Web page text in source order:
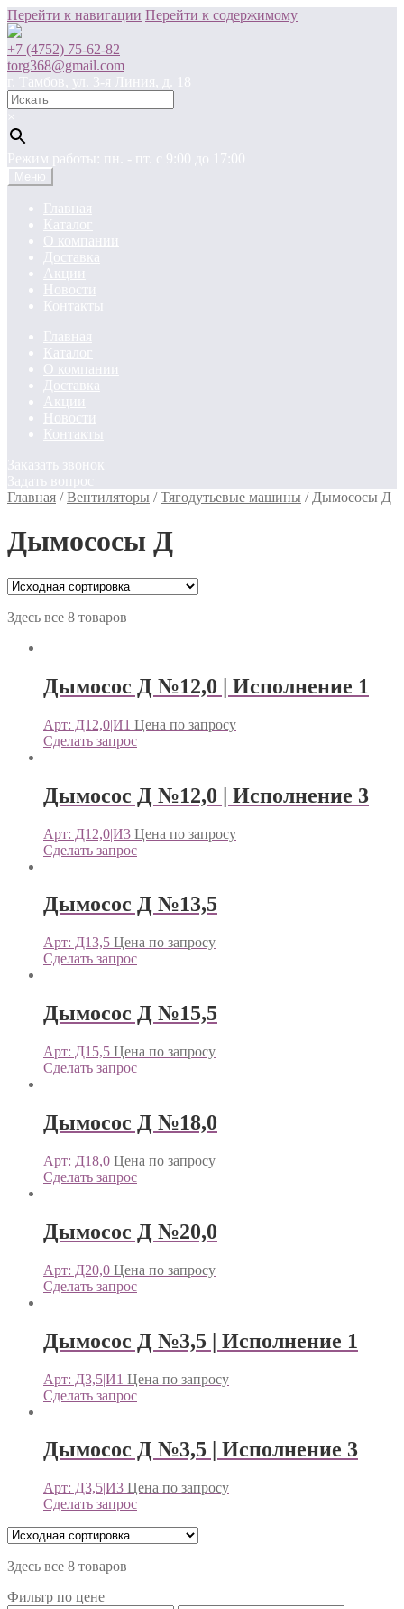
Перейти к навигации Перейти к содержимому
+7 (4752) 75-62-82
torg368@gmail.com
г. Тамбов, ул. 3-я Линия, д. 18
×
Режим работы: пн. - пт. c 9:00 до 17:00
Меню
Главная
Каталог
О компании
Доставка
Акции
Новости
Контакты
Главная
Каталог
О компании
Доставка
Акции
Новости
Контакты
Заказать звонок
Задать вопрос
Главная /Вентиляторы /Тягодутьевые машины / Дымососы Д
Дымососы Д
Здесь все 8 товаров
Дымосос Д №12,0 | Исполнение 1
Арт: Д12,0|И1 Цена по запросу
Сделать запрос
Дымосос Д №12,0 | Исполнение 3
Арт: Д12,0|И3 Цена по запросу
Сделать запрос
Дымосос Д №13,5
Арт: Д13,5 Цена по запросу
Сделать запрос
Дымосос Д №15,5
Арт: Д15,5 Цена по запросу
Сделать запрос
Дымосос Д №18,0
Арт: Д18,0 Цена по запросу
Сделать запрос
Дымосос Д №20,0
Арт: Д20,0 Цена по запросу
Сделать запрос
Дымосос Д №3,5 | Исполнение 1
Арт: Д3,5|И1 Цена по запросу
Сделать запрос
Дымосос Д №3,5 | Исполнение 3
Арт: Д3,5|И3 Цена по запросу
Сделать запрос
Здесь все 8 товаров
Фильтр по цене